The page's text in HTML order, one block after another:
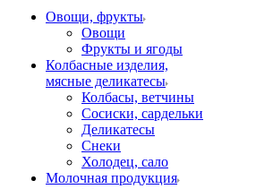
Овощи, фрукты
Овощи
Фрукты и ягоды
Колбасные изделия,
мясные деликатесы
Колбасы, ветчины
Сосиски, сардельки
Деликатесы
Снеки
Холодец, сало
Молочная продукция